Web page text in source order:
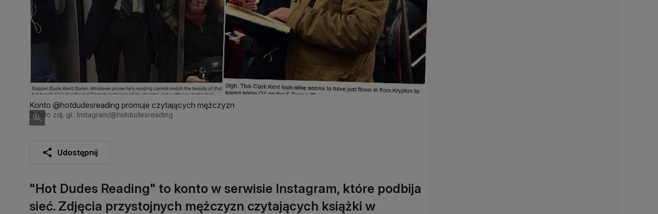
Konto @hotdudesreading promuje czytających mężczyzn
Źródło zdj. gł.: Instagram/@hotdudesreading
Udostępnij
"Hot Dudes Reading" to konto w serwisie Instagram, które podbija
sieć. Zdjęcia przystojnych mężczyzn czytających książki w